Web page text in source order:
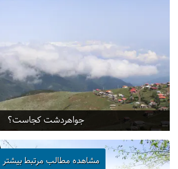
جواهردشت کجاست؟
مشاهده مطالب مرتبطبیشتر